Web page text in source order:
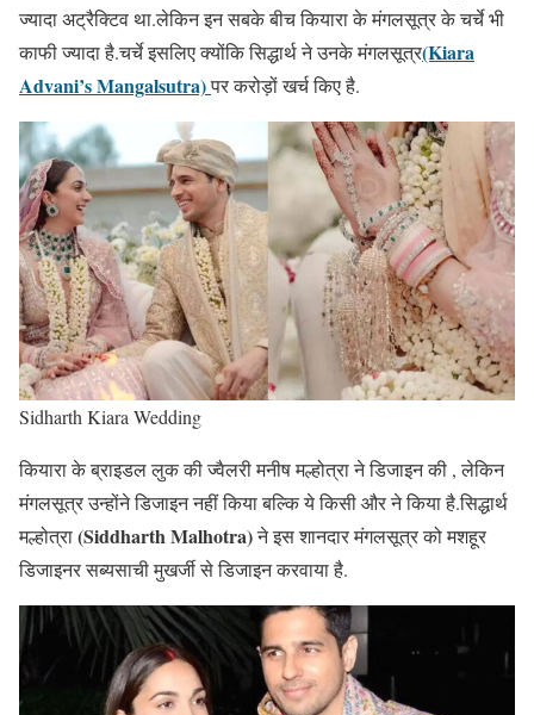
ज्यादा अट्रैक्टिव था.लेकिन इन सबके बीच कियारा के मंगलसूत्र के चर्चे भी
काफी ज्यादा है.चर्चे इसलिए क्योंकि सिद्धार्थ ने उनके मंगलसूत्र(Kiara
Advani’s Mangalsutra)पर करोड़ों खर्च किए है.
Sidharth Kiara Wedding
कियारा के ब्राइडल लुक की ज्वैलरी मनीष मल्होत्रा ने डिजाइन की , लेकिन
मंगलसूत्र उन्होंने डिजाइन नहीं किया बल्कि ये किसी और ने किया है.सिद्धार्थ
मल्होत्रा(Siddharth Malhotra)ने इस शानदार मंगलसूत्र को मशहूर
डिजाइनर सब्यसाची मुखर्जी से डिजाइन करवाया है.